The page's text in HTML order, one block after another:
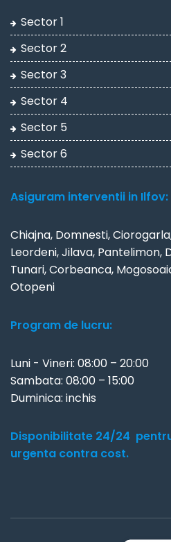
Sector 1
Sector 2
Sector 3
Sector 4
Sector 5
Sector 6
Asiguram interventii in Ilfov:
Chiajna, Domnesti,
Leordeni, Jilava, Pantelimon,
Tunari, Corbeanca,
Otopeni
Program de lucru:
Luni - Vineri: 08:00 – 20:00
Sambata: 08:00 – 15:00
Duminica: inchis
Disponibilitate 24/24
urgenta contra cost.